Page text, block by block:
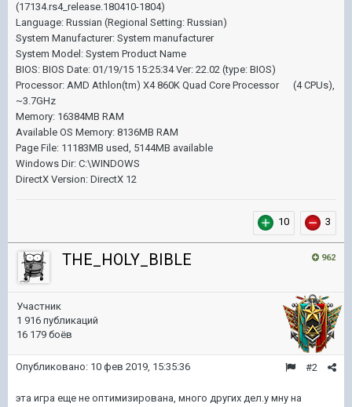
(17134.rs4_release.180410-1804)
Language: Russian (Regional Setting: Russian)
System Manufacturer: System manufacturer
System Model: System Product Name
BIOS: BIOS Date: 01/19/15 15:25:34 Ver: 22.02 (type: BIOS)
Processor: AMD Athlon(tm) X4 860K Quad Core Processor (4 CPUs),
~3.7GHz
Memory: 16384MB RAM
Available OS Memory: 8136MB RAM
Page File: 11183MB used, 5144MB available
Windows Dir: C:\WINDOWS
DirectX Version: DirectX 12
10 3
962
THE_HOLY_BIBLE
Участник
1 916 публикаций
16 179 боёв
#2
Опубликовано: 10 фев 2019, 15:35:36
эта игра еще не оптимизирована, много других дел.у мну на